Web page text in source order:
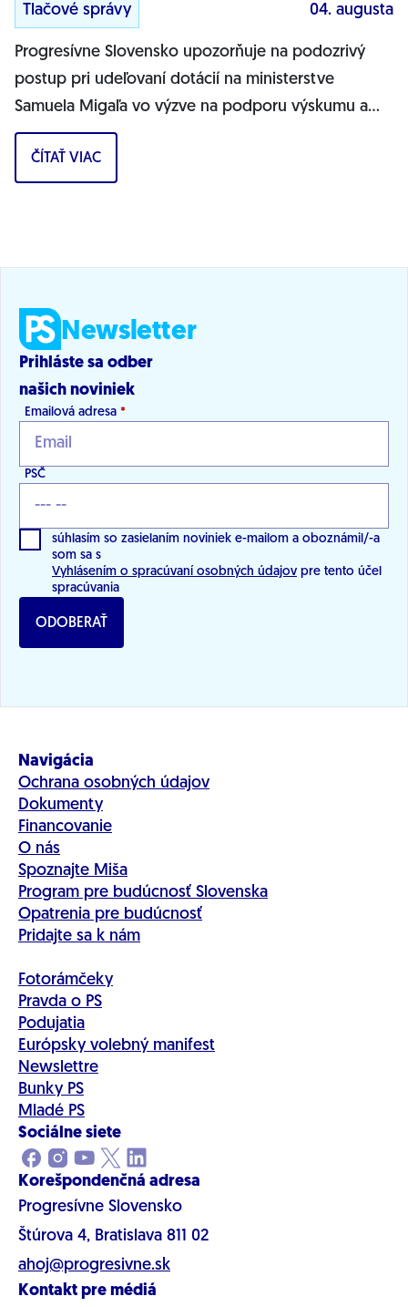
Tlačové správy 04. augusta
Progresívne Slovensko upozorňuje na podozrivý
postup pri udeľovaní dotácií na ministerstve
Samuela Migaľa vo výzve na podporu výskumu a
vývoja v oblasti digitálnej transformácie...
ČÍTAŤ VIAC
Newsletter
Prihláste sa odber
našich noviniek
Emailová adresa *
PSČ
súhlasím so zasielaním noviniek e-mailom a oboznámil/-a
som sa s
Vyhlásením o spracúvaní osobných údajov pre tento účel
spracúvania
ODOBERAŤ
Navigácia
Ochrana osobných údajov
Dokumenty
Financovanie
O nás
Spoznajte Miša
Program pre budúcnosť Slovenska
Opatrenia pre budúcnosť
Pridajte sa k nám
Fotorámčeky
Pravda o PS
Podujatia
Európsky volebný manifest
Newslettre
Bunky PS
Mladé PS
Sociálne siete
Korešpondenčná adresa
Progresívne Slovensko
Štúrova 4, Bratislava 811 02
ahoj@progresivne.sk
Kontakt pre médiá